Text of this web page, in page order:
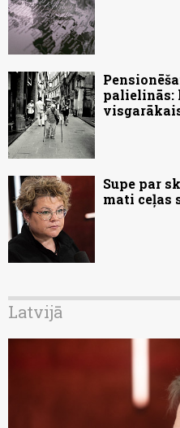
palielinās:
Supe par
mati ceļas
Latvijā